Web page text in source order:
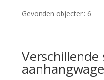
Gevonden objecten: 6